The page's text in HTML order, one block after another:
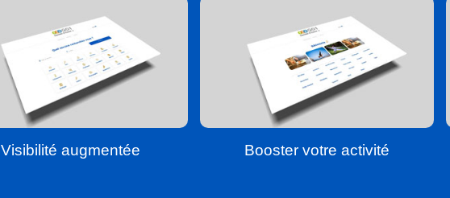
Visibilité augmentée Booster votre activité